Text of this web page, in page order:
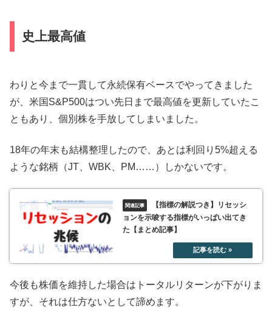
史上最高値
わりと今まで一貫して永続保有ベースでやってきました
が、米国S&P500はつい先日まで最高値を更新していたこ
ともあり、個別株を手放してしまいました。
18年の年末も結構整理したので、あとは利回り5%超える
ような銘柄（JT、WBK、PM……）しかないです。
【指標の解説つき】リセッシ
ョンを示唆する指標がいっぱい出てき
た【まとめ記事】
今後も株価を維持した場合はトータルリターンが下がりま
すが、それは仕方ないとして諦めます。